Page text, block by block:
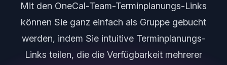
Mit den OneCal-Team-Terminplanungs-Links
können Sie ganz einfach als Gruppe gebucht
werden, indem Sie intuitive Terminplanungs-
Links teilen, die die Verfügbarkeit mehrerer